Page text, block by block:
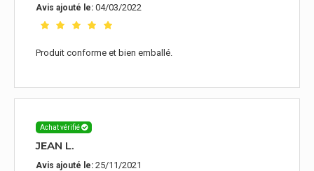
Avis ajouté le: 04/03/2022
Produit conforme et bien emballé.
Achat vérifié
JEAN L.
Avis ajouté le: 25/11/2021